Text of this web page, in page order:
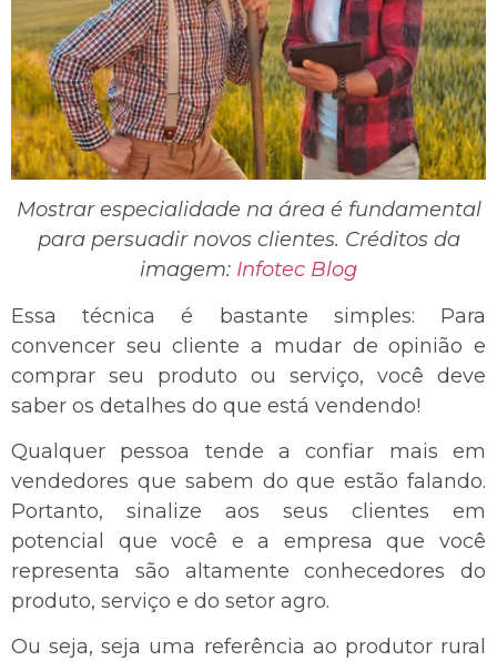
Mostrar especialidade na área é fundamental
para persuadir novos clientes. Créditos da
imagem: Infotec Blog
Essa técnica é bastante simples: Para
convencer seu cliente a mudar de opinião e
comprar seu produto ou serviço, você deve
saber os detalhes do que está vendendo!
Qualquer pessoa tende a confiar mais em
vendedores que sabem do que estão falando.
Portanto, sinalize aos seus clientes em
potencial que você e a empresa que você
representa são altamente conhecedores do
produto, serviço e do setor agro.
Ou seja, seja uma referência ao produtor rural